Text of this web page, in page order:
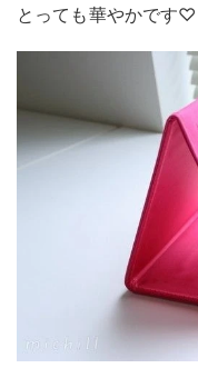
とっても華やかです♡